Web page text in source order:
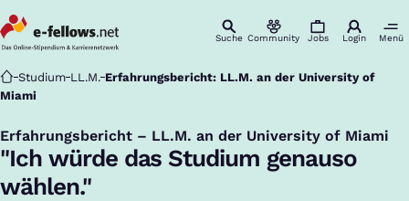
Suche Community Jobs Login Menü
Startseite
Studium LL.M. Erfahrungsbericht: LL.M. an der University of
Miami
Erfahrungsbericht – LL.M. an der University of Miami
:
"Ich würde das Studium genauso
wählen."